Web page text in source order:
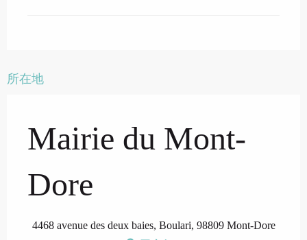
所在地
Mairie du Mont-
Dore
4468 avenue des deux baies, Boulari, 98809 Mont-Dore